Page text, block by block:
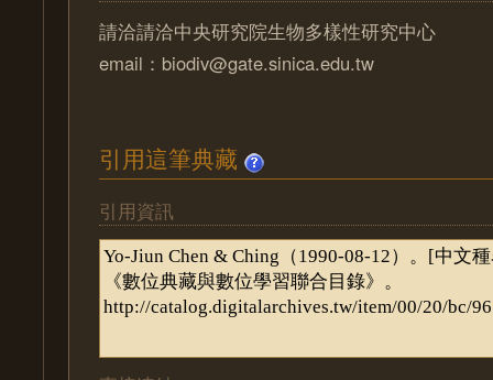
請洽請洽中央研究院生物多樣性研究中心
email：biodiv@gate.sinica.edu.tw
引用這筆典藏
引用資訊